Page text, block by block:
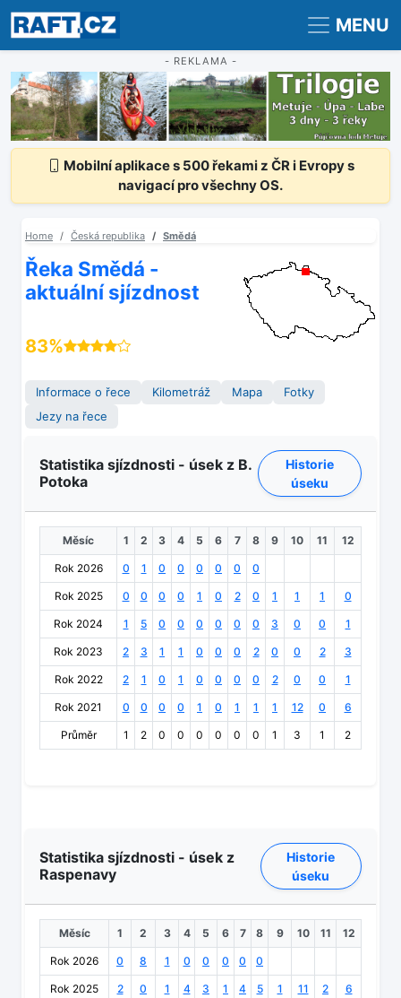
Registrace Přihlášení MENU
- REKLAMA -
Mobilní aplikace s 500 řekami z ČR i Evropy s
navigací pro všechny OS.
Home Česká republika Smědá
Řeka Smědá -
aktuální sjízdnost
83%
Informace o řece Kilometráž Mapa
Fotky
Jezy na řece
Statistika sjízdnosti - úsek z B.
Potoka
Historie
úseku
Měsíc 1 2 3 4 5 6 7 8 9 10 11 12
Rok 2026 0 1 0 0 0 0 0 0
Rok 2025 0 0 0 0 1 0 2 0 1 1 1 0
Rok 2024 1 5 0 0 0 0 0 0 3 0 0 1
Rok 2023 2 3 1 1 0 0 0 2 0 0 2 3
Rok 2022 2 1 0 1 0 0 0 0 2 0 0 1
Rok 2021 0 0 0 0 1 0 1 1 1 12 0 6
Průměr 1 2 0 0 0 0 0 0 1 3 1 2
Statistika sjízdnosti - úsek z
Raspenavy
Historie
úseku
Měsíc 1 2 3 4 5 6 7 8 9 10 11 12
Rok 2026 0 8 1 0 0 0 0 0
Rok 2025 2 0 1 4 3 1 4 5 1 11 2 6